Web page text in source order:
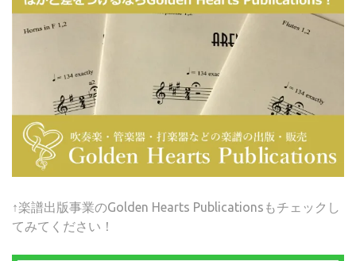
↑楽譜出版事業のGolden Hearts Publicationsもチェックし
てみてください！